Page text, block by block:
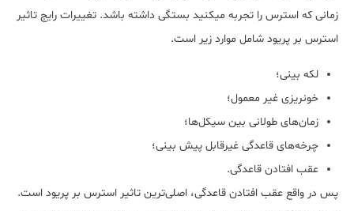
زمانی که استرس را تجربه می‎کنید بستگی داشته باشد. تغییرات رایج تاثیر
استرس بر پریود شامل موارد زیر است.
لکه بینی؛
خونریزی غیر معمول؛
زمان‎‌های طولانی بین سیکل‎‌ها؛
چرخه‎‌های قاعدگی غیرقابل پیش بینی؛
عقب افتادن قاعدگی.
پس در واقع عقب افتادن قاعدگی، اصلی‌‎ترین تاثیر استرس بر پریود است.